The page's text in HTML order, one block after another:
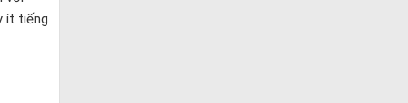
ít tiếng